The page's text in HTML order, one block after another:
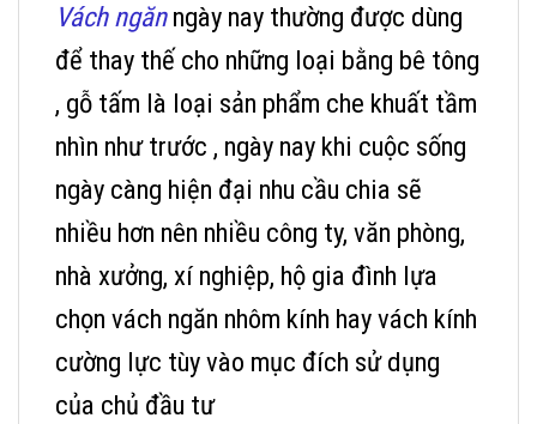
Vách ngănngày nay thường được dùng
để thay thế cho những loại bằng bê tông
, gỗ tấm là loại sản phẩm che khuất tầm
nhìn như trước , ngày nay khi cuộc sống
ngày càng hiện đại nhu cầu chia sẽ
nhiều hơn nên nhiều công ty, văn phòng,
nhà xưởng, xí nghiệp, hộ gia đình lựa
chọn vách ngăn nhôm kính hay vách kính
cường lực tùy vào mục đích sử dụng
của chủ đầu tư